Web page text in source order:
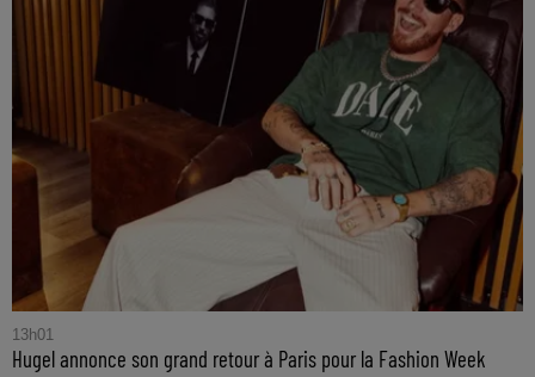
13h01
Hugel annonce son grand retour à Paris pour la Fashion Week